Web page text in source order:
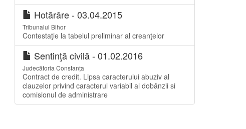
Hotărâre - 03.04.2015
Tribunalul Bihor
Contestaţie la tabelul preliminar al creanţelor
Sentinţă civilă - 01.02.2016
Judecătoria Constanța
Contract de credit. Lipsa caracterului abuziv al
clauzelor privind caracterul variabil al dobânzii si
comisionul de administrare